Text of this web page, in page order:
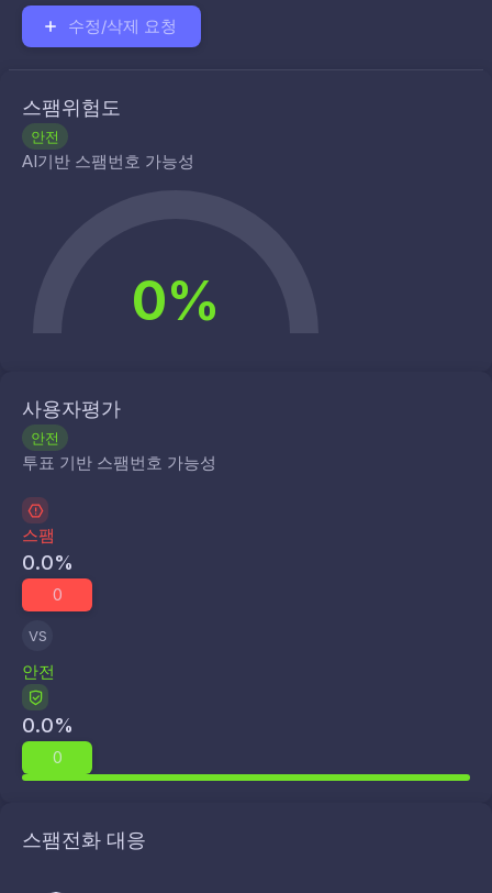
수정/삭제 요청
스팸위험도
안전
AI기반 스팸번호 가능성
0%
사용자평가
안전
투표 기반 스팸번호 가능성
스팸
0.0%
0
VS
안전
0.0%
0
스팸전화 대응